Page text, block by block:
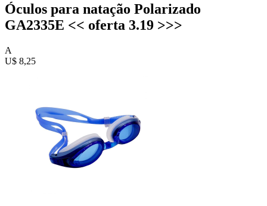
Óculos para natação Polarizado
GA2335E << oferta 3.19 >>>
A
U$ 8,25